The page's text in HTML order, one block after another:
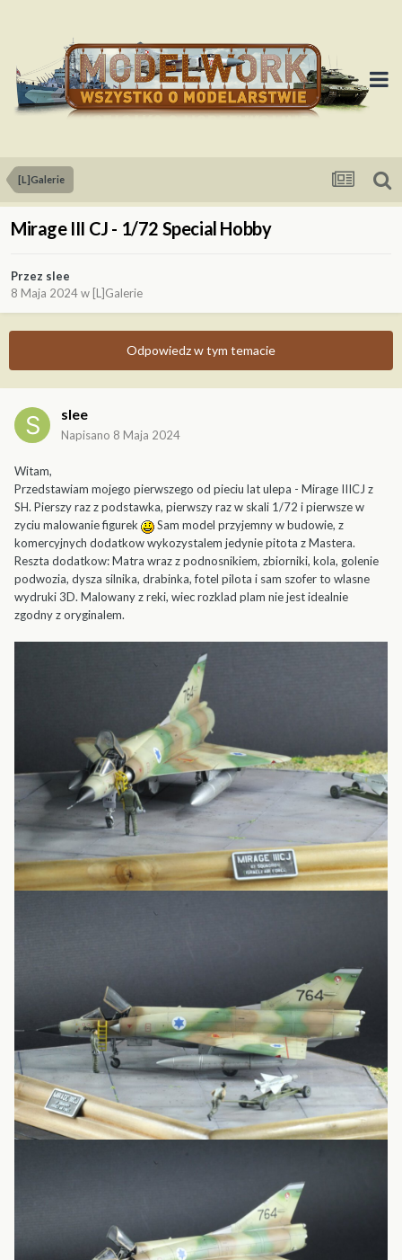
[L]Galerie
Mirage III CJ - 1/72 Special Hobby
Przez slee
8 Maja 2024w [L]Galerie
Odpowiedz w tym temacie
slee
Napisano 8 Maja 2024
Witam,
Przedstawiam mojego pierwszego od pieciu lat ulepa - Mirage IIICJ z
SH. Pierszy raz z podstawka, pierwszy raz w skali 1/72 i pierwsze w
zyciu malowanie figurek
Sam model przyjemny w budowie, z
komercyjnych dodatkow wykozystalem jedynie pitota z Mastera.
Reszta dodatkow: Matra wraz z podnosnikiem, zbiorniki, kola, golenie
podwozia, dysza silnika, drabinka, fotel pilota i sam szofer to wlasne
wydruki 3D. Malowany z reki, wiec rozklad plam nie jest idealnie
zgodny z oryginalem.